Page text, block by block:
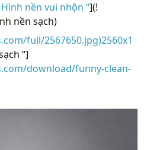
nền vui nhộn “](!
nền sạch)
full/2567650.jpg)2560x1
“]
download/funny-clean-